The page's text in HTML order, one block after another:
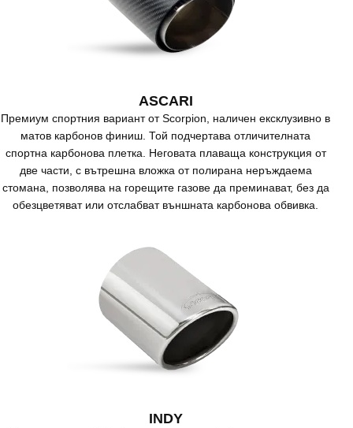
ASCARI
Премиум спортния вариант от Scorpion, наличен ексклузивно в
матов карбонов финиш. Той подчертава отличителната
спортна карбонова плетка. Неговата плаваща конструкция от
две части, с вътрешна вложка от полирана неръждаема
стомана, позволява на горещите газове да преминават, без да
обезцветяват или отслабват външната карбонова обвивка.
INDY